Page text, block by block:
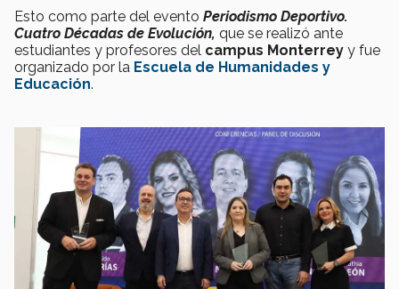
Esto como parte del evento Periodismo Deportivo.
Cuatro Décadas de Evolución, que se realizó ante
estudiantes y profesores del campus Monterrey y fue
organizado por la Escuela de Humanidades y
Educación.